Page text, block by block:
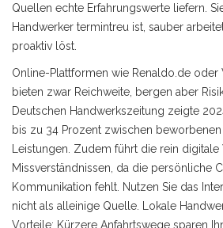
Quellen echte Erfahrungswerte liefern.
Handwerker termintreu ist, sauber
proaktiv löst.
Online-Plattformen wie Renaldo.de
bieten zwar Reichweite, bergen aber
Deutschen Handwerkszeitung zeigte
bis zu 34 Prozent zwischen
Leistungen. Zudem führt die rein
Missverständnissen, da die persönliche
Kommunikation fehlt. Nutzen Sie das
nicht als alleinige Quelle. Lokale
Vorteile: Kürzere Anfahrtswege sparen